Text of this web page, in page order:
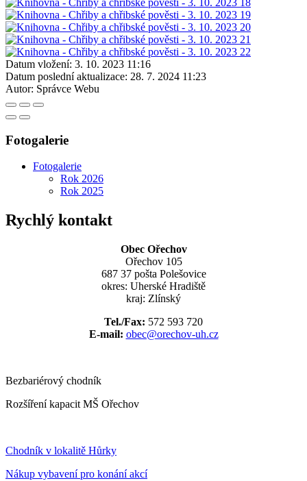
Datum vložení: 3. 10. 2023 11:16
Datum poslední aktualizace: 28. 7. 2024 11:23
Autor: Správce Webu
Fotogalerie
Fotogalerie
Rok 2026
Rok 2025
Rychlý kontakt
Obec Ořechov
Ořechov 105
687 37 pošta Polešovice
okres: Uherské Hradiště
kraj: Zlínský
Tel./Fax: 572 593 720
E-mail: obec@orechov-uh.cz
Bezbariérový chodník
Rozšíření kapacit MŠ Ořechov
Chodník v lokalitě Hůrky
Nákup vybavení pro konání akcí